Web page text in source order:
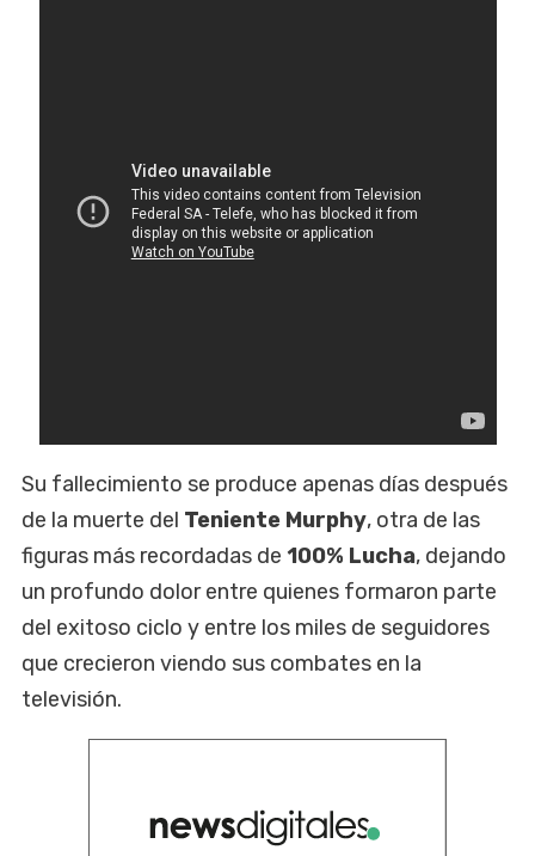
Su fallecimiento se produce apenas días después
de la muerte del Teniente Murphy, otra de las
figuras más recordadas de 100% Lucha, dejando
un profundo dolor entre quienes formaron parte
del exitoso ciclo y entre los miles de seguidores
que crecieron viendo sus combates en la
televisión.